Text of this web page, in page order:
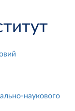
наукового